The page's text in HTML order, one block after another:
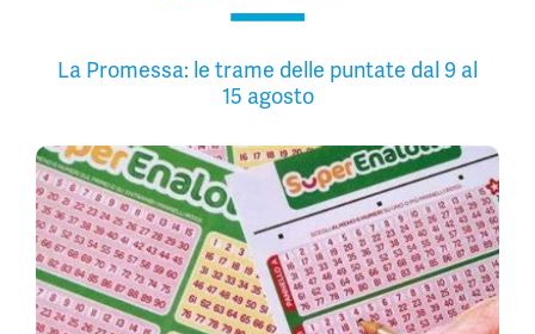
La Promessa: le trame delle puntate dal 9 al
15 agosto